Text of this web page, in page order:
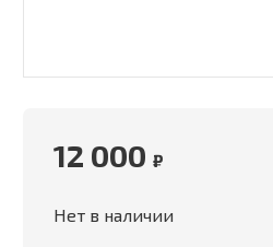
12 000 ₽
Нет в наличии